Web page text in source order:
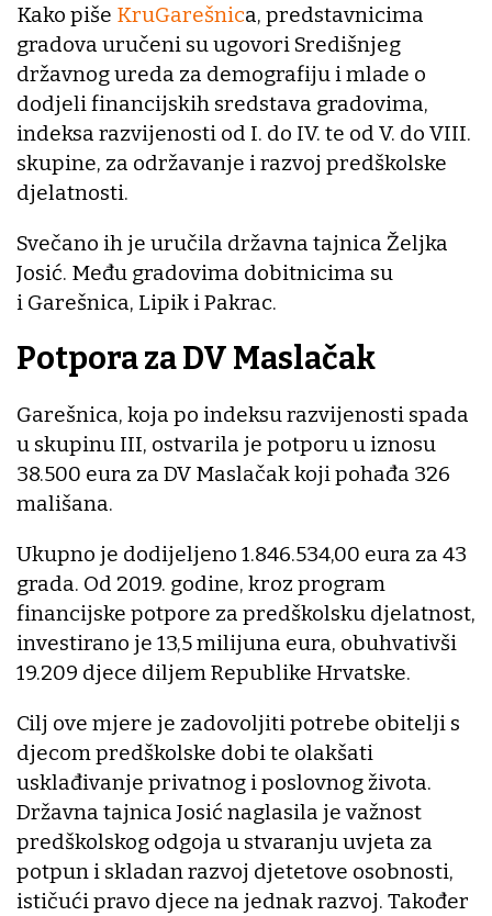
Kako piše KruGarešnica, predstavnicima
gradova uručeni su ugovori Središnjeg
državnog ureda za demografiju i mlade o
dodjeli financijskih sredstava gradovima,
indeksa razvijenosti od I. do IV. te od V. do VIII.
skupine, za održavanje i razvoj predškolske
djelatnosti.
Svečano ih je uručila državna tajnica Željka
Josić. Među gradovima dobitnicima su
i Garešnica, Lipik i Pakrac.
Potpora za DV Maslačak
Garešnica, koja po indeksu razvijenosti spada
u skupinu III, ostvarila je potporu u iznosu
38.500 eura za DV Maslačak koji pohađa 326
mališana.
Ukupno je dodijeljeno 1.846.534,00 eura za 43
grada. Od 2019. godine, kroz program
financijske potpore za predškolsku djelatnost,
investirano je 13,5 milijuna eura, obuhvativši
19.209 djece diljem Republike Hrvatske.
Cilj ove mjere je zadovoljiti potrebe obitelji s
djecom predškolske dobi te olakšati
usklađivanje privatnog i poslovnog života.
Državna tajnica Josić naglasila je važnost
predškolskog odgoja u stvaranju uvjeta za
potpun i skladan razvoj djetetove osobnosti,
ističući pravo djece na jednak razvoj. Također